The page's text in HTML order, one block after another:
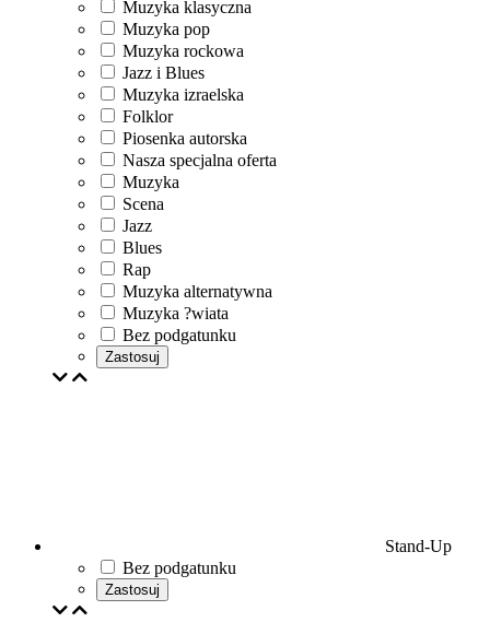
Muzyka klasyczna
Muzyka pop
Muzyka rockowa
Jazz i Blues
Muzyka izraelska
Folklor
Piosenka autorska
Nasza specjalna oferta
Muzyka
Scena
Jazz
Blues
Rap
Muzyka alternatywna
Muzyka ?wiata
Bez podgatunku
Zastosuj
Stand-Up
Bez podgatunku
Zastosuj